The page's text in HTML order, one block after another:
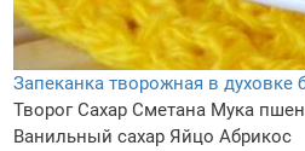
Запеканка творожная в духовке
Творог Сахар Сметана Мука
Ванильный сахар Яйцо Абрикос